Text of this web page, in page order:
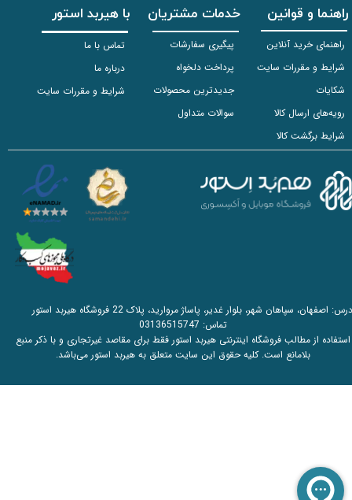
راهنما و قوانین
راهنمای خرید آنلاین
شرایط و مقررات سایت
شکایات
رویه‌های ارسال کالا
شرایط برگشت کالا
خدمات مشتریان
پیگیری سفارشات
پرداخت دلخواه
جدیدترین محصولات
سوالات متداول
با هیربد استور
تماس با ما
درباره ما
شرایط و مقررات سایت
آدرس: اصفهان، سپاهان شهر، بلوار غدیر، پاساژ مروارید، پلاک 22 فروشگاه هیربد استور
تماس: 03136515747
استفاده از مطالب فروشگاه اینترنتی هیربد استور فقط برای مقاصد غیرتجاری و با ذکر منبع
بلامانع است. کلیه حقوق این سایت متعلق به هیربد استور می‌باشد.​​​​​​​